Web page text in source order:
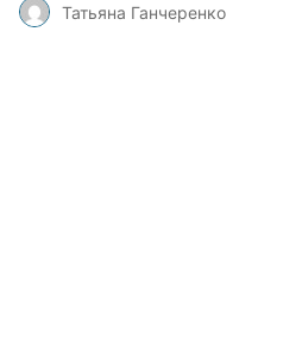
Татьяна Ганчеренко